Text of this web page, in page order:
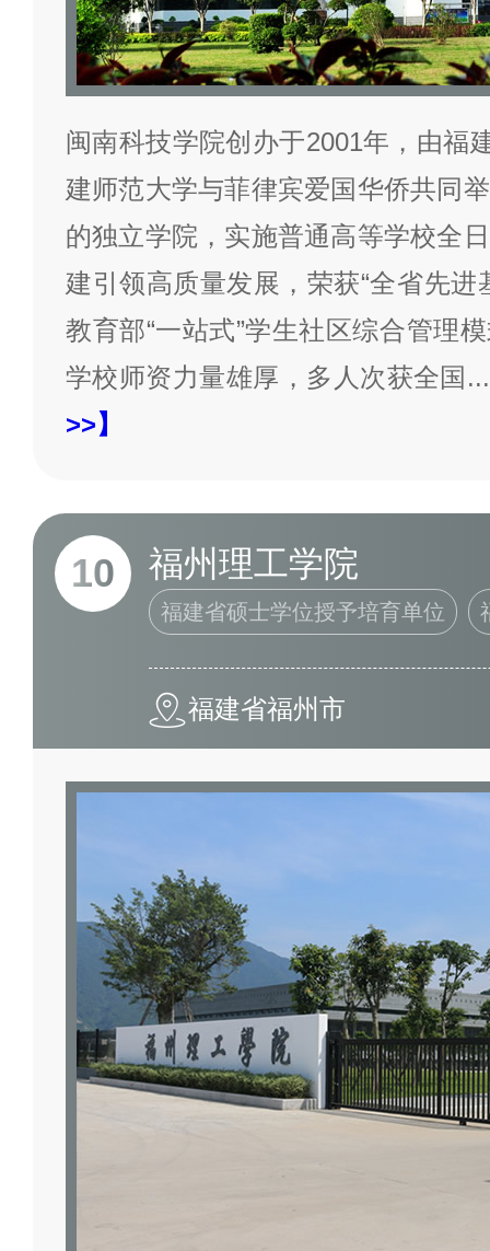
闽南科技学院创办于2001年，由福
建师范大学与菲律宾爱国华侨共同
的独立学院，实施普通高等学校全
建引领高质量发展，荣获“全省先进
教育部“一站式”学生社区综合管理
学校师资力量雄厚，多人次获全国 ...
>>】
10 福州理工学院
福建省硕士学位授予培育单位
福建省福州市